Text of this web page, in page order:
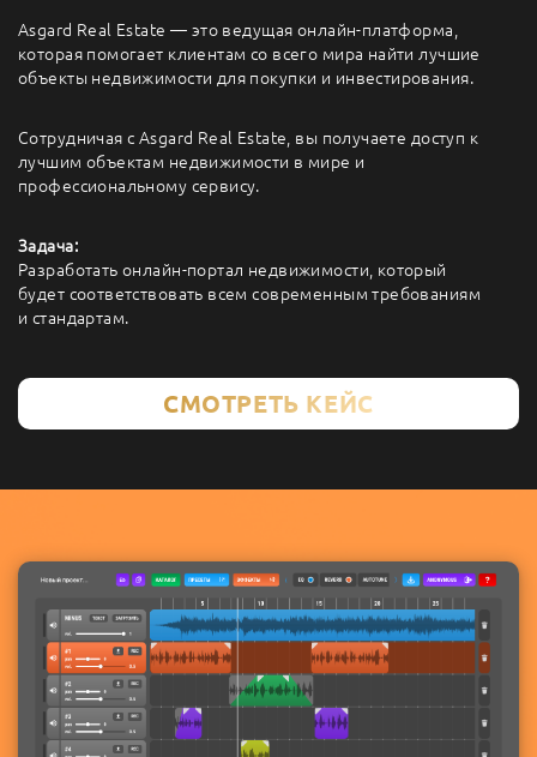
Asgard Real Estate — это ведущая онлайн-платформа,
которая помогает клиентам со всего мира найти лучшие
объекты недвижимости для покупки и инвестирования.
Сотрудничая с Asgard Real Estate, вы получаете доступ к
лучшим объектам недвижимости в мире и
профессиональному сервису.
Задача:
Разработать онлайн-портал недвижимости, который
будет соответствовать всем современным требованиям
и стандартам.
СМОТРЕТЬ КЕЙС